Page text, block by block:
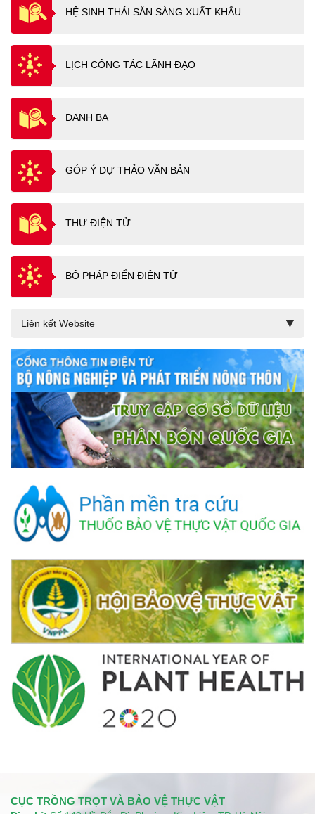
HỆ SINH THÁI SẴN SÀNG XUẤT KHẨU
LỊCH CÔNG TÁC LÃNH ĐẠO
DANH BẠ
GÓP Ý DỰ THẢO VĂN BẢN
THƯ ĐIỆN TỬ
BỘ PHÁP ĐIỂN ĐIỆN TỬ
CỤC TRỒNG TRỌT VÀ BẢO VỆ THỰC VẬT